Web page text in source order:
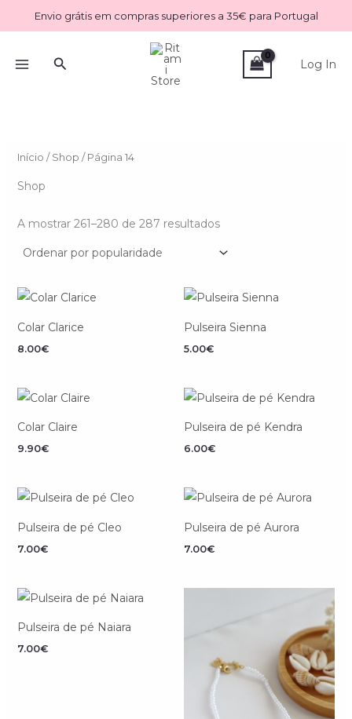
to
Envio grátis em compras superiores a 35€ para Portugal
Search Log In
Início / Shop / Página 14
Shop
A mostrar 261–280 de 287 resultados
por
popularidade
Colar Clarice
8.00€
Pulseira Sienna
5.00€
Colar Claire
9.90€
Pulseira de pé Kendra
6.00€
Pulseira de pé Cleo
7.00€
Pulseira de pé Aurora
7.00€
Pulseira de pé Naiara
7.00€